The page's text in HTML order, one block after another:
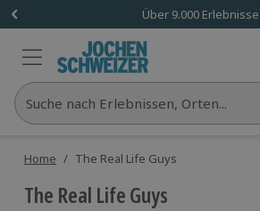
Über 9.000 Erlebnisse
Suche nach Erlebnissen, Orten...
Home / The Real Life Guys
The Real Life Guys